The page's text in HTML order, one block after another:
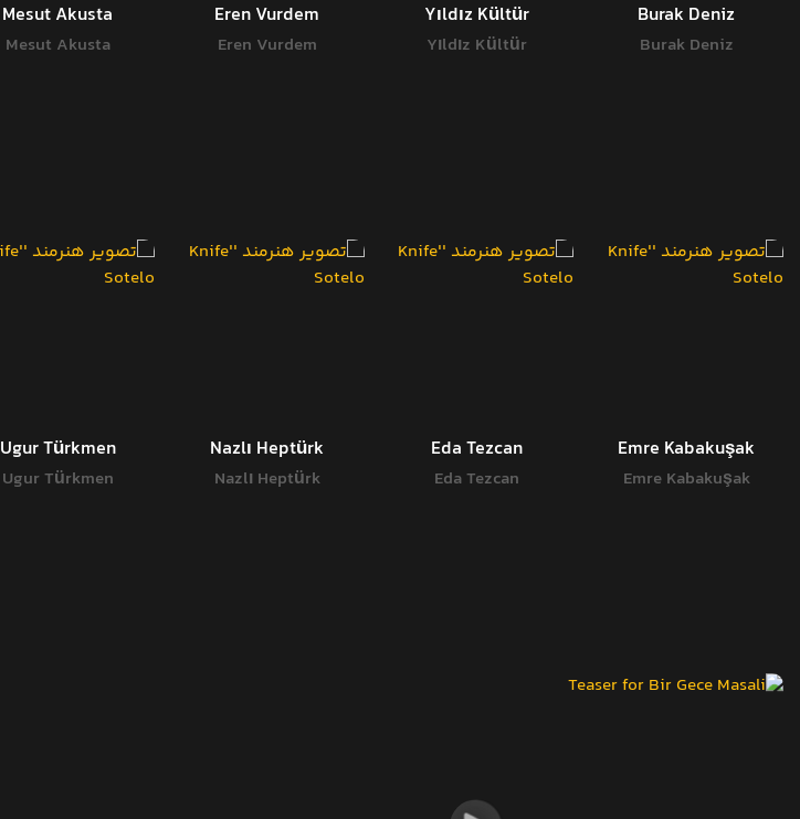
Burak Deniz
Burak Deniz
Yıldız Kültür
Yıldız Kültür
Eren Vurdem
Eren Vurdem
Mesut Akusta
Mesut Akusta
Emre Kabakuşak
Emre Kabakuşak
Eda Tezcan
Eda Tezcan
Nazlı Heptürk
Nazlı Heptürk
Ugur Türkmen
Ugur Türkmen